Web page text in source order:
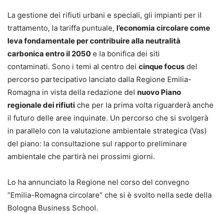
La gestione dei rifiuti urbani e speciali, gli impianti per il
trattamento, la tariffa puntuale, l’economia circolare come
leva fondamentale per contribuire alla neutralità
carbonica entro il 2050 e la bonifica dei siti
contaminati. Sono i temi al centro dei cinque focus del
percorso partecipativo lanciato dalla Regione Emilia-
Romagna in vista della redazione del nuovo Piano
regionale dei rifiuti che per la prima volta riguarderà anche
il futuro delle aree inquinate. Un percorso che si svolgerà
in parallelo con la valutazione ambientale strategica (Vas)
del piano: la consultazione sul rapporto preliminare
ambientale che partirà nei prossimi giorni.
Lo ha annunciato la Regione nel corso del convegno
“Emilia-Romagna circolare” che si è svolto nella sede della
Bologna Business School.